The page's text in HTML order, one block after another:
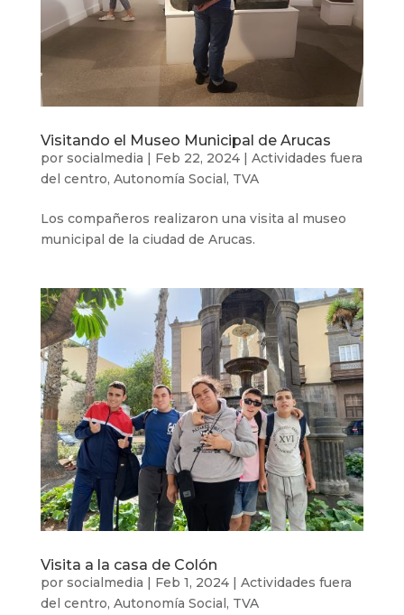
Visitando el Museo Municipal de Arucas
por socialmedia | Feb 22, 2024| Actividades fuera
del centro, Autonomía Social, TVA
Los compañeros realizaron una visita al museo
municipal de la ciudad de Arucas.
Visita a la casa de Colón
por socialmedia | Feb 1, 2024| Actividades fuera
del centro, Autonomía Social, TVA